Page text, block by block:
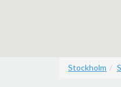
Stockholm